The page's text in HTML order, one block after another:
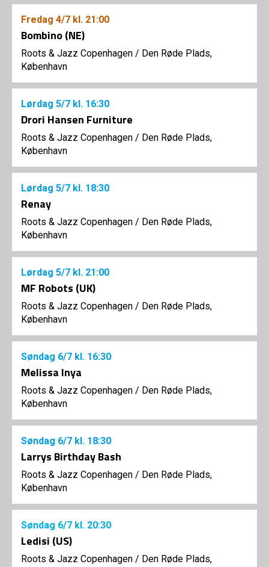
Fredag 4/7 kl. 21:00
Bombino (NE)
Roots & Jazz Copenhagen / Den Røde Plads,
København
Lørdag 5/7 kl. 16:30
Drori Hansen Furniture
Roots & Jazz Copenhagen / Den Røde Plads,
København
Lørdag 5/7 kl. 18:30
Renay
Roots & Jazz Copenhagen / Den Røde Plads,
København
Lørdag 5/7 kl. 21:00
MF Robots (UK)
Roots & Jazz Copenhagen / Den Røde Plads,
København
Søndag 6/7 kl. 16:30
Melissa Inya
Roots & Jazz Copenhagen / Den Røde Plads,
København
Søndag 6/7 kl. 18:30
Larrys Birthday Bash
Roots & Jazz Copenhagen / Den Røde Plads,
København
Søndag 6/7 kl. 20:30
Ledisi (US)
Roots & Jazz Copenhagen / Den Røde Plads,